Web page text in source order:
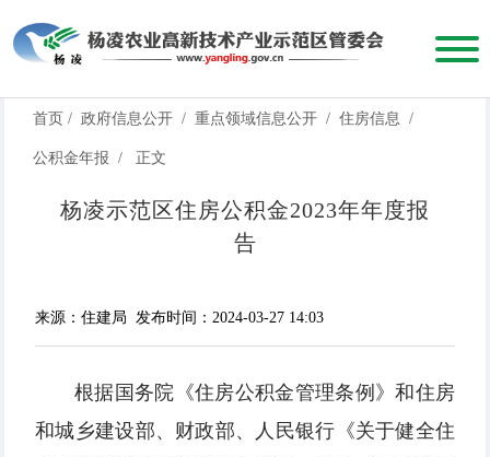
首页 / 政府信息公开 / 重点领域信息公开 / 住房信息 /
公积金年报 / 正文
杨凌示范区住房公积金2023年年度报
告
来源：住建局 发布时间：2024-03-27 14:03
根据国务院《住房公积金管理条例》和住房
和城乡建设部、财政部、人民银行《关于健全住